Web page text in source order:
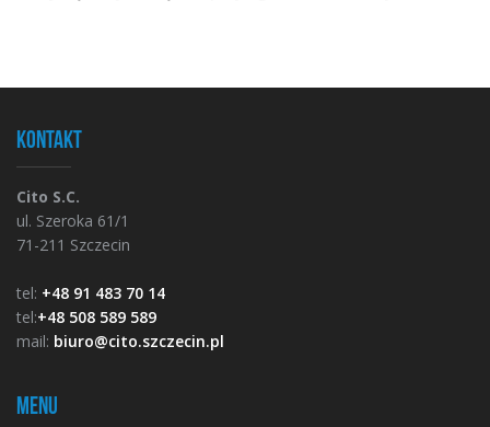
Kontakt
Cito S.C.
ul. Szeroka 61/1
71-211 Szczecin
tel: +48 91 483 70 14
tel:+48 508 589 589
mail: biuro@cito.szczecin.pl
Menu